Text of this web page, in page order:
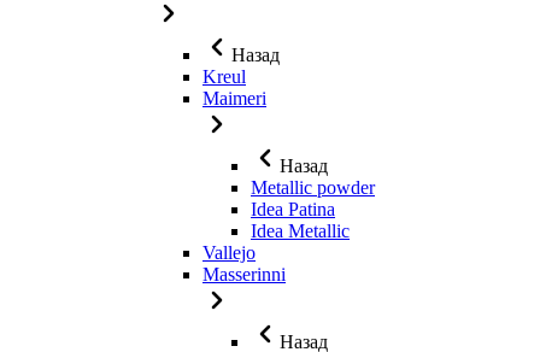
Назад
Kreul
Maimeri
Назад
Metallic powder
Idea Patina
Idea Metallic
Vallejo
Masserinni
Назад